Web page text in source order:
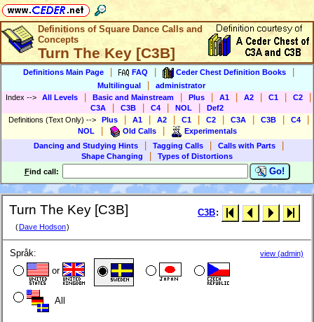
Definitions of Square Dance Calls and
Concepts
Turn The Key [C3B]
Definitions Main Page FAQ Ceder Chest Definition Books
Multilingual
administrator
Index --> All Levels Basic and Mainstream Plus A1 A2 C1 C2
C3A C3B C4 NOL
Def2
Definitions (Text Only) --> Plus A1 A2 C1 C2 C3A C3B C4
NOL Old Calls
Experimentals
Dancing and Studying Hints
Tagging Calls Calls with Parts
Shape Changing
Types of Distortions
Find call: Go!
Turn The Key [C3B]
( Dave Hodson)
C3B:
Språk:
or
All
view (admin)